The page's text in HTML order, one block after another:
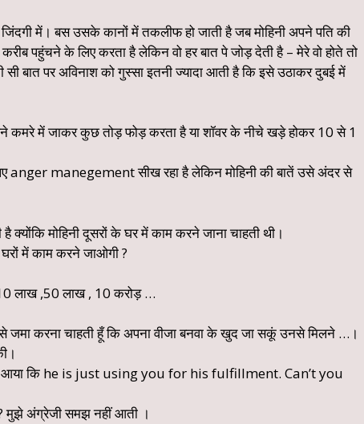
में। बस उसके कानों में तकलीफ हो जाती है जब मोहिनी अपने पति की
पहुंचने के लिए करता है लेकिन वो हर बात पे जोड़ देती है – मेरे वो होते तो
बात पर अविनाश को गुस्सा इतनी ज्यादा आती है कि इसे उठाकर दुबई में
कमरे में जाकर कुछ तोड़ फोड़ करता है या शॉवर के नीचे खड़े होकर 10 से 1
anger manegement सीख रहा है लेकिन मोहिनी की बातें उसे अंदर से
क्योंकि मोहिनी दूसरों के घर में काम करने जाना चाहती थी।
में काम करने जाओगी ?
10 लाख ,50 लाख , 10 करोड़ …
करना चाहती हूँ कि अपना वीजा बनवा के खुद जा सकूं उनसे मिलने …।
कि he is just using you for his fulfillment. Can’t you
मुझे अंग्रेजी समझ नहीं आती ।